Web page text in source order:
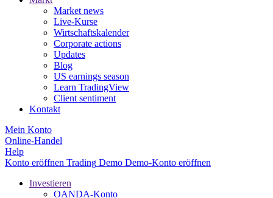
Market news
Live-Kurse
Wirtschaftskalender
Corporate actions
Updates
Blog
US earnings season
Learn TradingView
Client sentiment
Kontakt
Mein Konto
Online-Handel
Help
Konto eröffnen Trading Demo Demo-Konto eröffnen
Investieren
OANDA-Konto